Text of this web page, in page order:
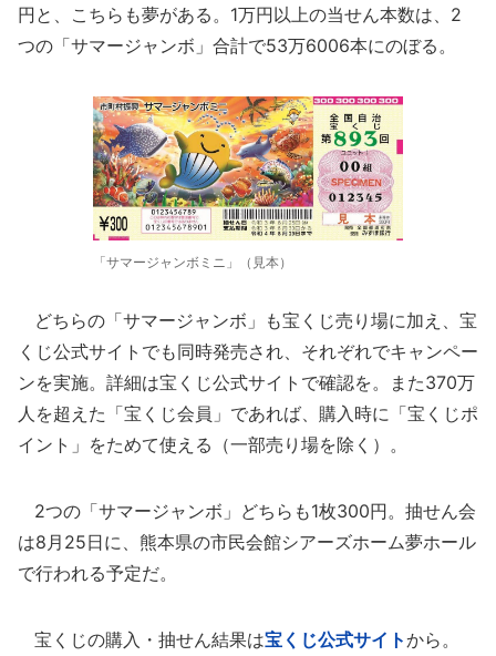
円と、こちらも夢がある。1万円以上の当せん本数は、2
つの「サマージャンボ」合計で53万6006本にのぼる。
「サマージャンボミニ」（見本）
どちらの「サマージャンボ」も宝くじ売り場に加え、宝
くじ公式サイトでも同時発売され、それぞれでキャンペー
ンを実施。詳細は宝くじ公式サイトで確認を。また370万
人を超えた「宝くじ会員」であれば、購入時に「宝くじポ
イント」をためて使える（一部売り場を除く）。
2つの「サマージャンボ」どちらも1枚300円。抽せん会
は8月25日に、熊本県の市民会館シアーズホーム夢ホール
で行われる予定だ。
宝くじの購入・抽せん結果は宝くじ公式サイトから。